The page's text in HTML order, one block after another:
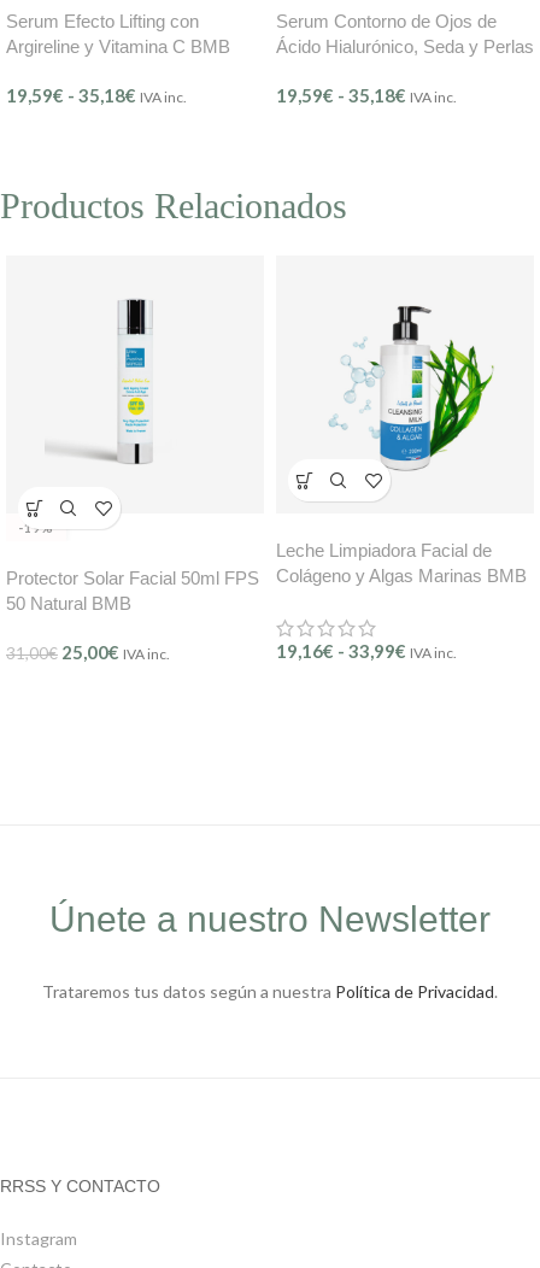
Serum Efecto Lifting con
Argireline y Vitamina C BMB
19,59€ - 35,18€ IVA inc.
Serum Contorno de Ojos de
Ácido Hialurónico, Seda y Perlas
19,59€ - 35,18€ IVA inc.
Productos Relacionados
-19%
Protector Solar Facial 50ml FPS
50 Natural BMB
31,00€ 25,00€ IVA inc.
Leche Limpiadora Facial de
Colágeno y Algas Marinas BMB
301)
19,16€ - 33,99€ IVA inc.
Únete a nuestro Newsletter
Trataremos tus datos según a nuestra Política de Privacidad.
RRSS Y CONTACTO
Instagram